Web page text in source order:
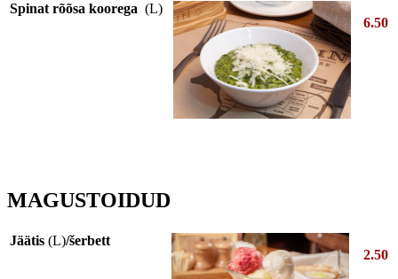
Spinat rõõsa koorega (L)
6.50
MAGUSTOIDUD
Jäätis (L)/šerbett
2.50